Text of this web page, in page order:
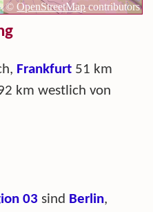
Frankfurt 51 km
km westlich von
03 sind Berlin,